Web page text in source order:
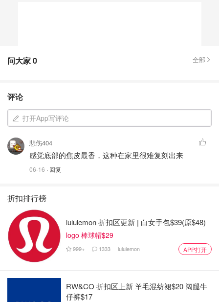
问大家0 全部
评论
打开App写评论
悲伤404
感觉底部的焦皮最香，这种在家里很难复刻出来
06-16 · 回复
折扣排行榜
lululemon 折扣区更新 | 白女手包$39(原$48)
logo 棒球帽$29
999+ 1333 lululemon APP打开
RW&CO 折扣区上新 羊毛混纺裙$20 阔腿牛
仔裤$17